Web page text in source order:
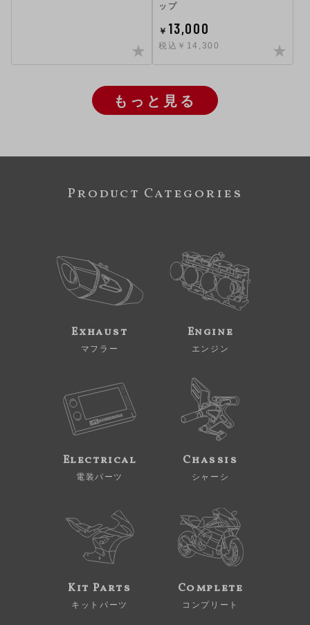
ップ
￥ 13,000
税込￥14,300
もっと見る
Product Categories
Exhaust
マフラー
Engine
エンジン
Electrical
電装パーツ
Chassis
シャーシ
Kit Parts
キットパーツ
Complete
コンプリート